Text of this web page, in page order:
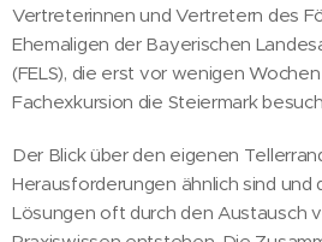
Vertreterinnen und Vertretern des
Ehemaligen der Bayerischen
(FELS), die erst vor wenigen
Fachexkursion die Steiermark
Der Blick über den eigenen
Herausforderungen ähnlich sind und
Lösungen oft durch den Austausch